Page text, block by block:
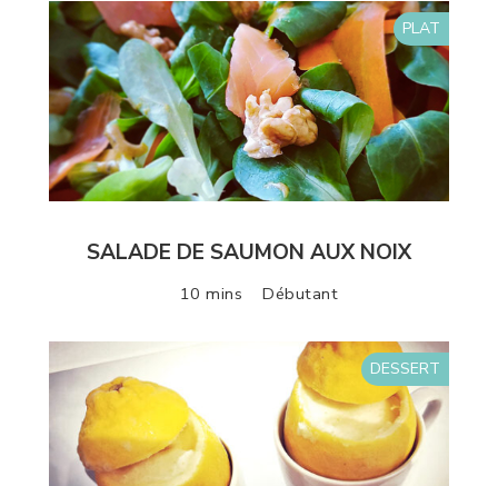
PLAT
SALADE DE SAUMON AUX NOIX
10 mins Débutant
DESSERT